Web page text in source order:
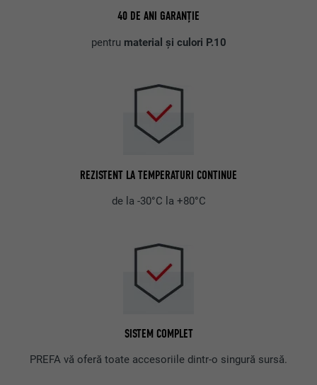
40 DE ANI GARANȚIE
pentru material și culori P.10
REZISTENT LA TEMPERATURI CONTINUE
de la -30°C la +80°C
SISTEM COMPLET
PREFA vă oferă toate accesoriile dintr-o singură sursă.